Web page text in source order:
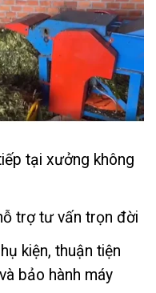
tại xưởng không
trợ tư vấn trọn đời
kiện, thuận tiện
bảo hành máy